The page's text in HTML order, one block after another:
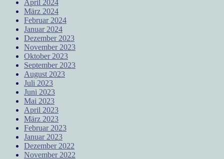
April 2024
März 2024
Februar 2024
Januar 2024
Dezember 2023
November 2023
Oktober 2023
September 2023
August 2023
Juli 2023
Juni 2023
Mai 2023
April 2023
März 2023
Februar 2023
Januar 2023
Dezember 2022
November 2022